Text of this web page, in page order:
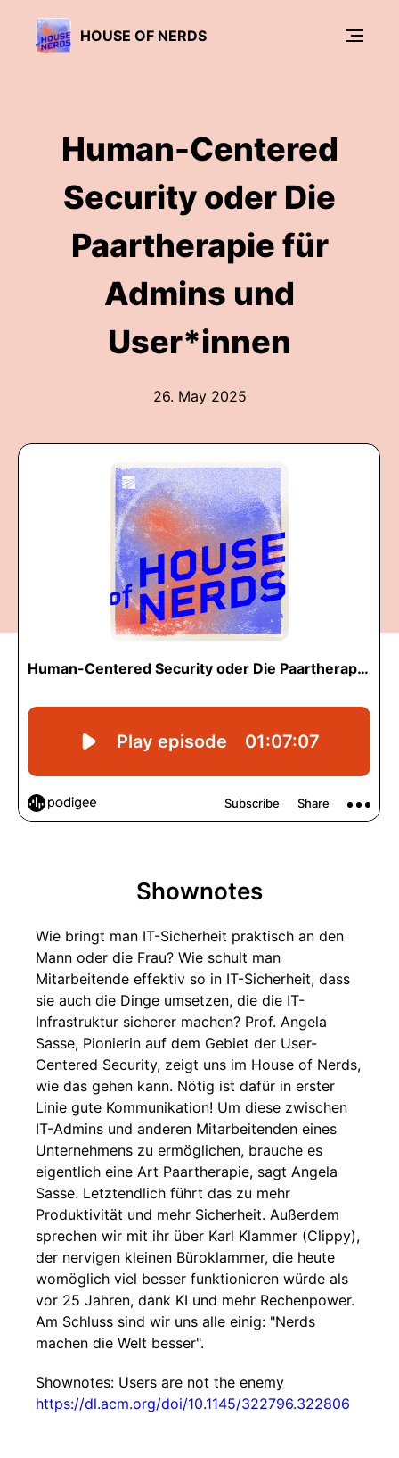
HOUSE OF NERDS
Human-Centered
Security oder Die
Paartherapie für
Admins und
User*innen
26. May 2025
Shownotes
Wie bringt man IT-Sicherheit praktisch an den
Mann oder die Frau? Wie schult man
Mitarbeitende effektiv so in IT-Sicherheit, dass
sie auch die Dinge umsetzen, die die IT-
Infrastruktur sicherer machen? Prof. Angela
Sasse, Pionierin auf dem Gebiet der User-
Centered Security, zeigt uns im House of Nerds,
wie das gehen kann. Nötig ist dafür in erster
Linie gute Kommunikation! Um diese zwischen
IT-Admins und anderen Mitarbeitenden eines
Unternehmens zu ermöglichen, brauche es
eigentlich eine Art Paartherapie, sagt Angela
Sasse. Letztendlich führt das zu mehr
Produktivität und mehr Sicherheit. Außerdem
sprechen wir mit ihr über Karl Klammer (Clippy),
der nervigen kleinen Büroklammer, die heute
womöglich viel besser funktionieren würde als
vor 25 Jahren, dank KI und mehr Rechenpower.
Am Schluss sind wir uns alle einig: "Nerds
machen die Welt besser".
Shownotes: Users are not the enemy
https://dl.acm.org/doi/10.1145/322796.322806